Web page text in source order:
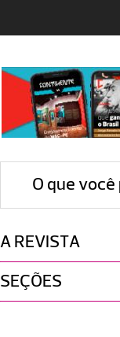
O que
A REVISTA
SEÇÕES